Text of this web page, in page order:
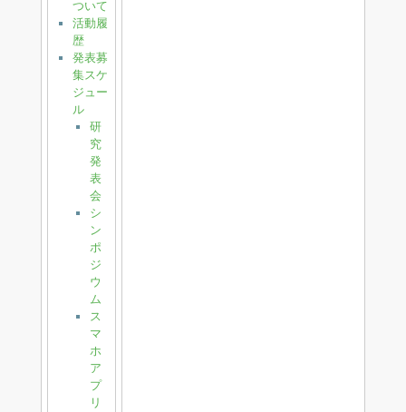
ついて
活動履
歴
発表募
集スケ
ジュー
ル
研
究
発
表
会
シ
ン
ポ
ジ
ウ
ム
ス
マ
ホ
ア
プ
リ